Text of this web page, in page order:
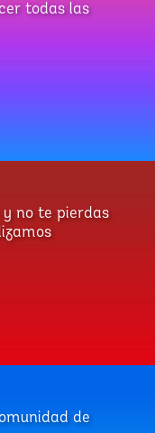
todas las
y no te pierdas
de